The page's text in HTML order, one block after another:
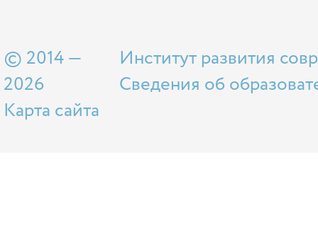
© 2014 —
2026
Карта сайта
Институт развития
Сведения об